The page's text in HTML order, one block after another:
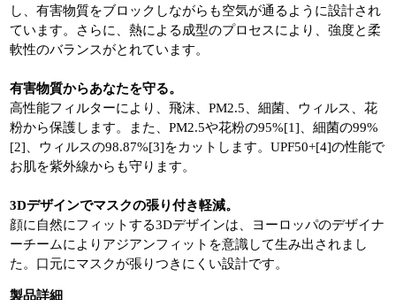
し、有害物質をブロックしながらも空気が通るように設計され
ています。さらに、熱による成型のプロセスにより、強度と柔
軟性のバランスがとれています。
有害物質からあなたを守る。
高性能フィルターにより、飛沫、PM2.5、細菌、ウィルス、花
粉から保護します。また、PM2.5や花粉の95%[1]、細菌の99%
[2]、ウィルスの98.87%[3]をカットします。UPF50+[4]の性能で
お肌を紫外線からも守ります。
3Dデザインでマスクの張り付き軽減。
顔に自然にフィットする3Dデザインは、ヨーロッパのデザイナ
ーチームによりアジアンフィットを意識して生み出されまし
た。口元にマスクが張りつきにくい設計です。
製品詳細